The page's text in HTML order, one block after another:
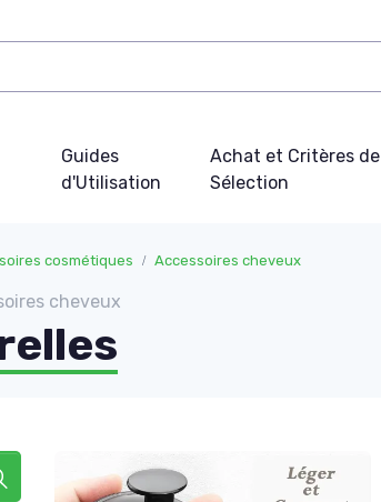
Guides
d'Utilisation
Achat et Critères de
Sélection
cosmétiques Accessoires cheveux
cheveux